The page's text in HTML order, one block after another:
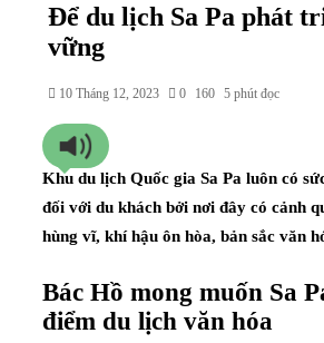
Để du lịch Sa Pa phát
vững
10 Tháng 12, 2023 0 160 5 phút đọc
Khu du lịch Quốc gia Sa Pa luôn có
đối với du khách bởi nơi đây có cảnh
hùng vĩ, khí hậu ôn hòa, bản sắc văn
Bác Hồ mong muốn Sa
điểm du lịch văn hóa